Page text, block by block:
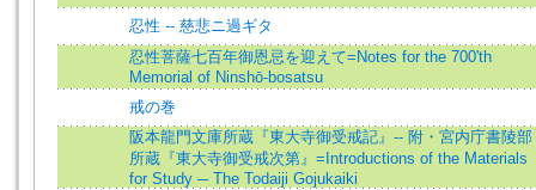
忍性 -- 慈悲ニ過ギタ
忍性菩薩七百年御恩忌を迎えて=Notes for the 700'th
Memorial of Ninshō-bosatsu
戒の巻
阪本龍門文庫所蔵『東大寺御受戒記』-- 附・宮内庁書陵部
所蔵『東大寺御受戒次第』=Introductions of the Materials
for Study ─ The Todaiji Gojukaiki